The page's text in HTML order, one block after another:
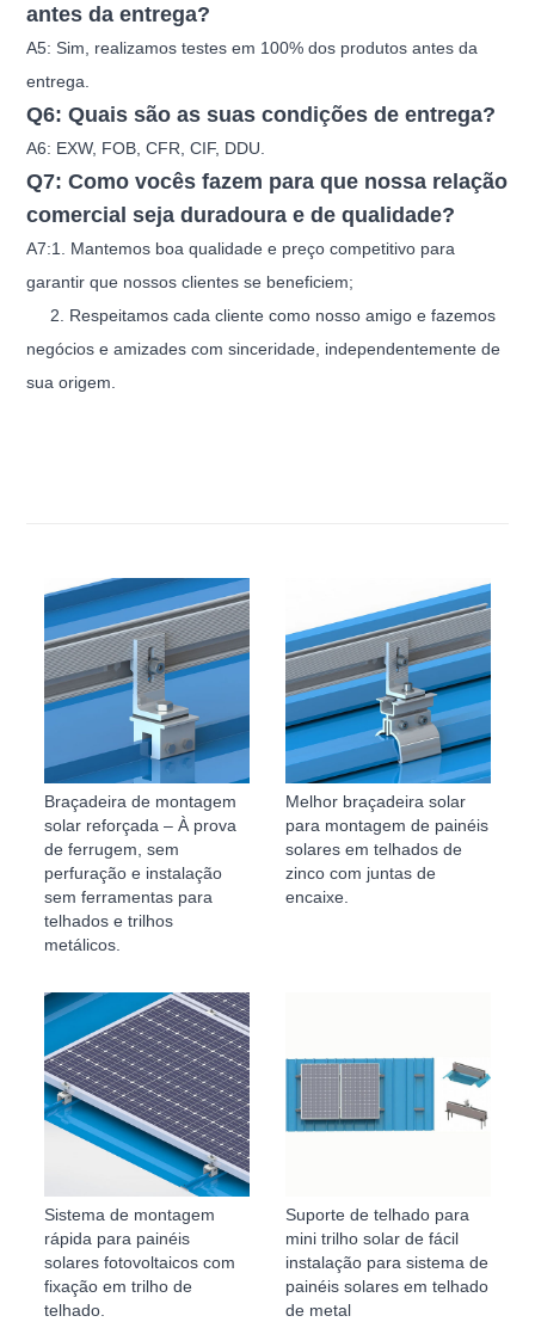
antes da entrega?
A5: Sim, realizamos testes em 100% dos produtos antes da
entrega.
Q6: Quais são as suas condições de entrega?
A6: EXW, FOB, CFR, CIF, DDU.
Q7: Como vocês fazem para que nossa relação
comercial seja duradoura e de qualidade?
A7:1. Mantemos boa qualidade e preço competitivo para
garantir que nossos clientes se beneficiem;
2. Respeitamos cada cliente como nosso amigo e fazemos
negócios e amizades com sinceridade, independentemente de
sua origem.
Braçadeira de montagem
solar reforçada – À prova
de ferrugem, sem
perfuração e instalação
sem ferramentas para
telhados e trilhos
metálicos.
Melhor braçadeira solar
para montagem de painéis
solares em telhados de
zinco com juntas de
encaixe.
Sistema de montagem
rápida para painéis
solares fotovoltaicos com
fixação em trilho de
telhado.
Suporte de telhado para
mini trilho solar de fácil
instalação para sistema de
painéis solares em telhado
de metal